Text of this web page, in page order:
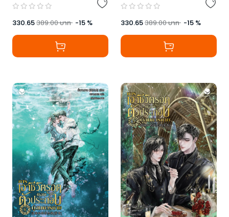
330.65389.00บาท -15 % 330.65389.00บาท -15 %